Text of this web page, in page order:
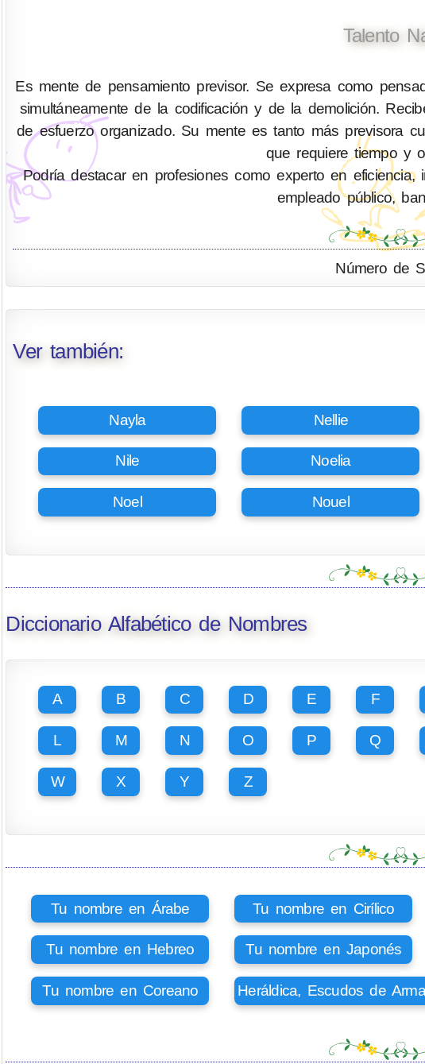
Talento
Es mente de pensamiento previsor. Se expresa como
simultáneamente de la codificación y de la demolición.
de esfuerzo organizado. Su mente es tanto más previsora
que requiere tiempo y
Podría destacar en profesiones como experto en eficiencia,
empleado público,
Número de
Ver también:
Nayla Nellie
Nile Noelia
Noel Nouel
Diccionario Alfabético de Nombres
A B C D E F
L M N O P Q
W X Y Z
Tu nombre en Árabe Tu nombre en Cirílico
Tu nombre en Hebreo Tu nombre en Japonés
Tu nombre en Coreano Heráldica, Escudos de